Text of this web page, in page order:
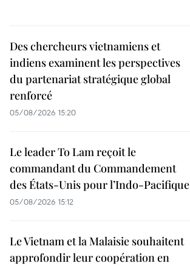
Des chercheurs vietnamiens et
indiens examinent les perspectives
du partenariat stratégique global
renforcé
05/08/2026 15:20
Le leader To Lam reçoit le
commandant du Commandement
des États-Unis pour l’Indo-Pacifique
05/08/2026 15:12
Le Vietnam et la Malaisie souhaitent
approfondir leur coopération en